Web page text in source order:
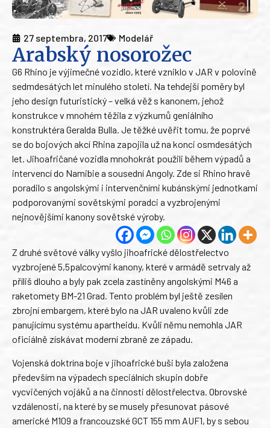
27 septembra, 2017 Modelář
Arabský nosorožec
G6 Rhino je výjimečné vozidlo, které vzniklo v JAR v polovině
sedmdesátých let minulého století. Na tehdejší poměry byl
jeho design futuristický – velká věž s kanonem, jehož
konstrukce v mnohém těžila z výzkumů geniálního
konstruktéra Geralda Bulla. Je těžké uvěřit tomu, že poprvé
se do bojových akcí Rhina zapojila už na konci osmdesátých
let. Jihoafričané vozidla mnohokrát použili během výpadů a
intervencí do Namibie a sousední Angoly. Zde si Rhino hravě
poradilo s angolskými i intervenčními kubánskými jednotkami
podporovanými sovětskými poradci a vyzbrojenými
nejnovějšími kanony sovětské výroby.
Z druhé světové války vyšlo jihoafrické dělostřelectvo
vyzbrojené 5,5palcovými kanony, které v armádě setrvaly až
příliš dlouho a byly pak zcela zastíněny angolskými M46 a
raketomety BM-21 Grad. Tento problém byl ještě zesílen
zbrojní embargem, které bylo na JAR uvaleno kvůli zde
panujícímu systému apartheidu. Kvůli němu nemohla JAR
oficiálně získávat moderní zbraně ze západu.
Vojenská doktrína boje v jihoafrické buši byla založena
především na výpadech speciálních skupin dobře
vycvičených vojáků a na činnosti dělostřelectva. Obrovské
vzdálenosti, na které by se musely přesunovat pásové
americké M109 a francouzské GCT 155 mm AUF1, by s sebou